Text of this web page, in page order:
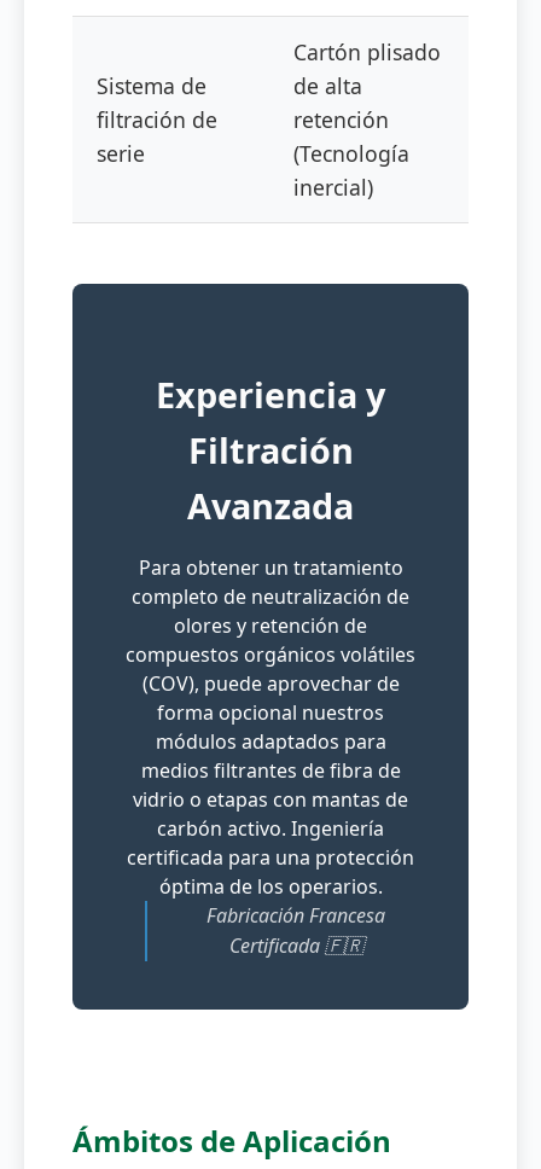
Sistema de
filtración de
serie
Cartón plisado
de alta
retención
(Tecnología
inercial)
Experiencia y
Filtración
Avanzada
Para obtener un tratamiento
completo de neutralización de
olores y retención de
compuestos orgánicos volátiles
(COV), puede aprovechar de
forma opcional nuestros
módulos adaptados para
medios filtrantes de fibra de
vidrio o etapas con mantas de
carbón activo. Ingeniería
certificada para una protección
óptima de los operarios.
Fabricación Francesa
Certificada 🇫🇷
Ámbitos de Aplicación